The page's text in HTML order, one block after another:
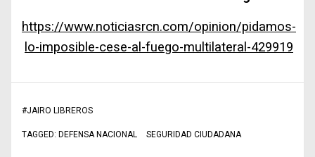
https://www.noticiasrcn.com/opinion/pidamos-
lo-imposible-cese-al-fuego-multilateral-429919
#JAIRO LIBREROS
TAGGED: DEFENSA NACIONAL SEGURIDAD CIUDADANA